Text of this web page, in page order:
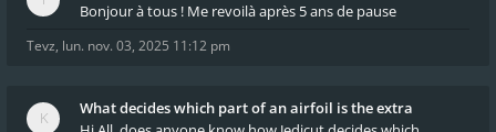
Bonjour à tous ! Me revoilà après 5 ans de pause
Tevz, lun. nov. 03, 2025 11:12 pm
What decides which part of an airfoil is the extra